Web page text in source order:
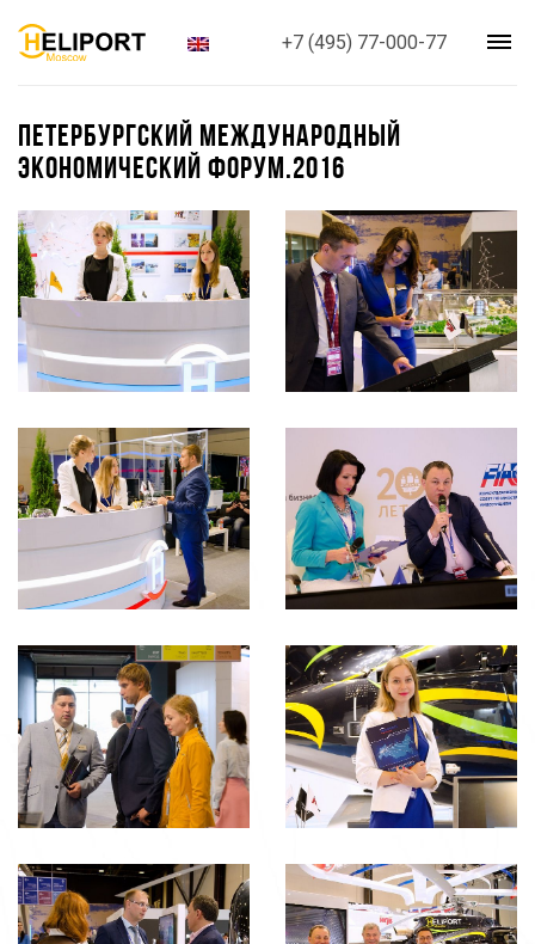
+7 (495) 77-000-77
ПЕТЕРБУРГСКИЙ МЕЖДУНАРОДНЫЙ
ЭКОНОМИЧЕСКИЙ ФОРУМ.2016